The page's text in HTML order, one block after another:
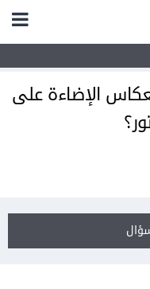
الإضاءة على